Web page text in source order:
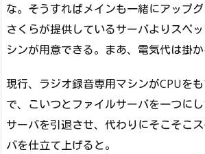
な。そうすればメインも一緒にアップグ
さくらが提供しているサーバよりスペ
シンが用意できる。まあ、電気代は掛か
現行、ラジオ録音専用マシンがCPUを
で、こいつとファイルサーバを一つに
サーバを引退させ、代わりにそこそこ
バを仕立て上げると。